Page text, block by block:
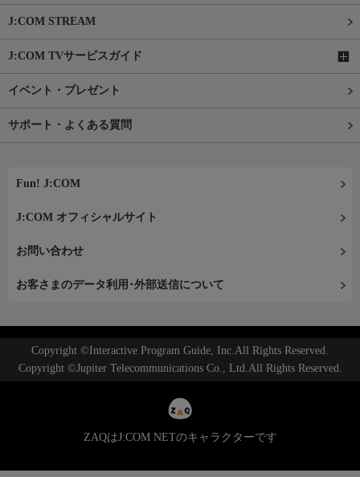
J:COM STREAM
J:COM TVサービスガイド
イベント・プレゼント
サポート・よくある質問
Fun! J:COM
J:COM オフィシャルサイト
お問い合わせ
お客さまのデータ利用･外部送信について
Copyright ©Interactive Program Guide, Inc.All Rights Reserved.
Copyright ©Jupiter Telecommunications Co., Ltd.All Rights Reserved.
ZAQはJ:COM NETのキャラクターです